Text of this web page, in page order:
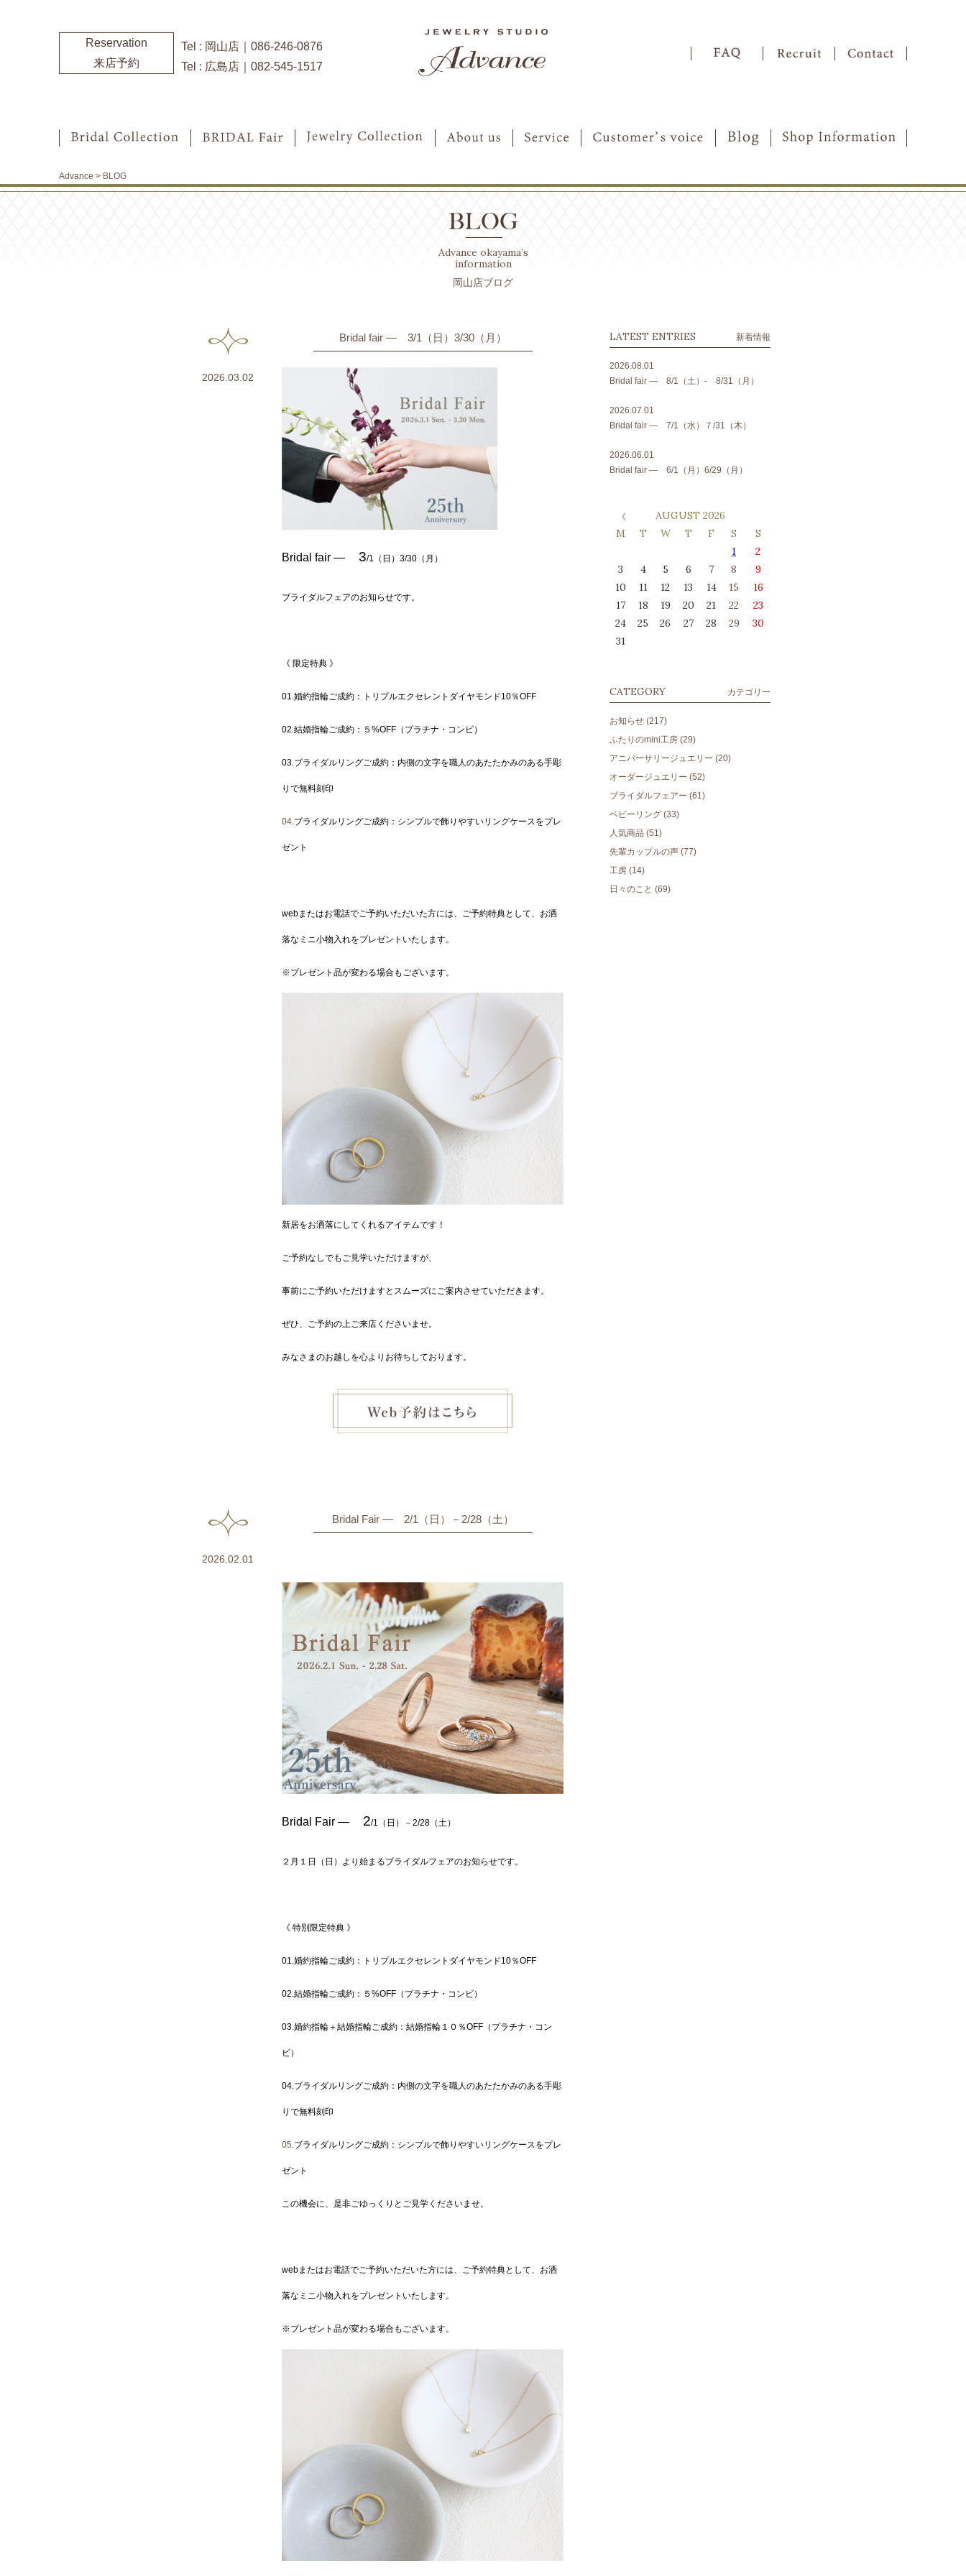
Reservation
来店予約
Tel : 岡山店｜086-246-0876
Tel : 広島店｜082-545-1517
Advance > BLOG
Advance okayama’s
information
岡山店ブログ
2026.03.02
Bridal fair ― 3/1（日）3/30（月）
Bridal fair ― 3/1（日）3/30（月）
ブライダルフェアのお知らせです。
《 限定特典 》
01.婚約指輪ご成約： トリプルエクセレントダイヤモンド10％OFF
02.結婚指輪ご成約：５%OFF（プラチナ・コンビ）
03.ブライダルリングご成約： 内側の文字を職人のあたたかみのある手彫
りで無料刻印
04.ブライダルリングご成約：シンプルで飾りやすいリングケースをプレ
ゼント
webまたはお電話でご予約いただいた方には、ご予約特典として、お洒
落なミニ小物入れをプレゼントいたします。
※プレゼント品が変わる場合もございます。
新居をお洒落にしてくれるアイテムです！
ご予約なしでもご見学いただけますが、
事前にご予約いただけますとスムーズにご案内させていただきます。
ぜひ、ご予約の上ご来店くださいませ。
みなさまのお越しを心よりお待ちしております。
2026.02.01
Bridal Fair ― 2/1（日）－2/28（土）
Bridal Fair ― 2/1（日）－2/28（土）
２月１日（日）より始まるブライダルフェアのお知らせです。
《 特別限定特典 》
01.婚約指輪ご成約： トリプルエクセレントダイヤモンド10％OFF
02.結婚指輪ご成約：５%OFF（プラチナ・コンビ）
03.婚約指輪＋結婚指輪ご成約：結婚指輪１０％OFF（プラチナ・コン
ビ）
04.ブライダルリングご成約： 内側の文字を職人のあたたかみのある手彫
りで無料刻印
05. ブライダルリングご成約：シンプルで飾りやすいリングケースをプレ
ゼント
この機会に、是非ごゆっくりとご見学くださいませ。
webまたはお電話でご予約いただいた方には、ご予約特典として、お洒
落なミニ小物入れをプレゼントいたします。
※プレゼント品が変わる場合もございます。
LATEST ENTRIES 新着情報
2026.08.01
Bridal fair ― 8/1（土）- 8/31（月）
2026.07.01
Bridal fair ― 7/1（水）７/31（木）
2026.06.01
Bridal fair ― 6/1（月）6/29（月）
AUGUST 2026
M
T W T F S
S
1
2
3
4 5 6 7 8
9
10
11 12 13 14 15
16
17
18 19 20 21 22
23
24
25 26 27 28 29
30
31
CATEGORY カテゴリー
お知らせ (217)
ふたりのmini工房 (29)
アニバーサリージュエリー (20)
オーダージュエリー (52)
ブライダルフェアー (61)
ベビーリング (33)
人気商品 (51)
先輩カップルの声 (77)
工房 (14)
日々のこと (69)